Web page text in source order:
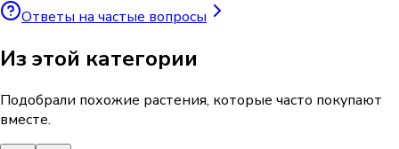
Ответы на частые вопросы
Из этой категории
Подобрали похожие растения, которые часто покупают
вместе.